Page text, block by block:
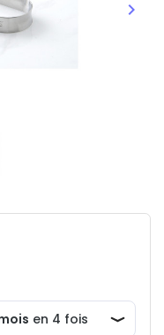
keyboard_arrow_right